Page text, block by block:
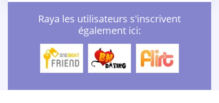
Raya les utilisateurs s'inscrivent
également ici: